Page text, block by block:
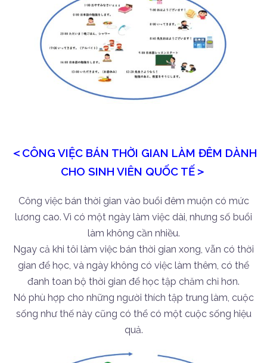
＜CÔNG VIỆC BÁN THỜI GIAN LÀM ĐÊM DÀNH
CHO SINH VIÊN QUỐC TẾ＞
Công việc bán thời gian vào buổi đêm muộn có mức
lương cao. Vì có một ngày làm việc dài, nhưng số buổi
làm không cần nhiều.
Ngay cả khi tôi làm việc bán thời gian xong, vẫn có thời
gian để học, và ngày không có việc làm thêm, có thể
đanh toan bộ thời gian để học tập chăm chỉ hơn.
Nó phù hợp cho những người thích tập trung làm, cuộc
sống như thế này cũng có thể có một cuộc sống hiệu
quả.